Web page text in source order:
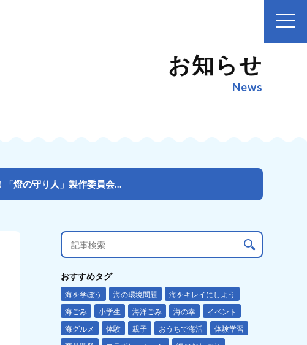
お知らせ
News
沖縄県読谷村「残波岬灯台」を擬人化したキャラクターが完成！「燈の守り人」製作委員会プロデューサーが石...
おすすめタグ
海を学ぼう 海の環境問題
海をキレイにしよう
海ごみ
小学生 海洋ごみ 海の幸
イベント
海グルメ
体験 親子 おうちで海活
体験学習